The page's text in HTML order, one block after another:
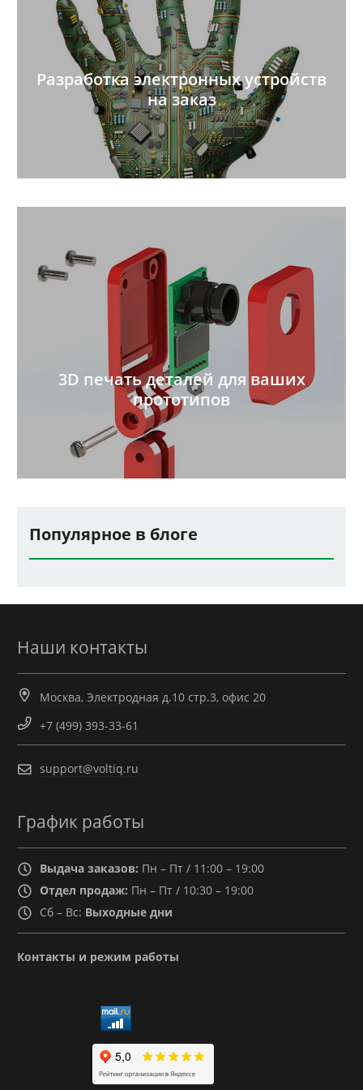
Разработка электронных устройств
на заказ
3D печать деталей для ваших
прототипов
Популярное в блоге
Наши контакты
Москва, Электродная д.10 стр.3, офис 20
+7 (499) 393-33-61
support@voltiq.ru
График работы
Выдача заказов: Пн – Пт / 11:00 – 19:00
Отдел продаж: Пн – Пт / 10:30 – 19:00
Сб – Вс: Выходные дни
Контакты и режим работы